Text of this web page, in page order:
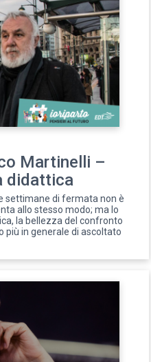
Martinelli –
didattica
settimane di fermata non è
allo stesso modo; ma lo
la bellezza del confronto
più in generale di ascoltato